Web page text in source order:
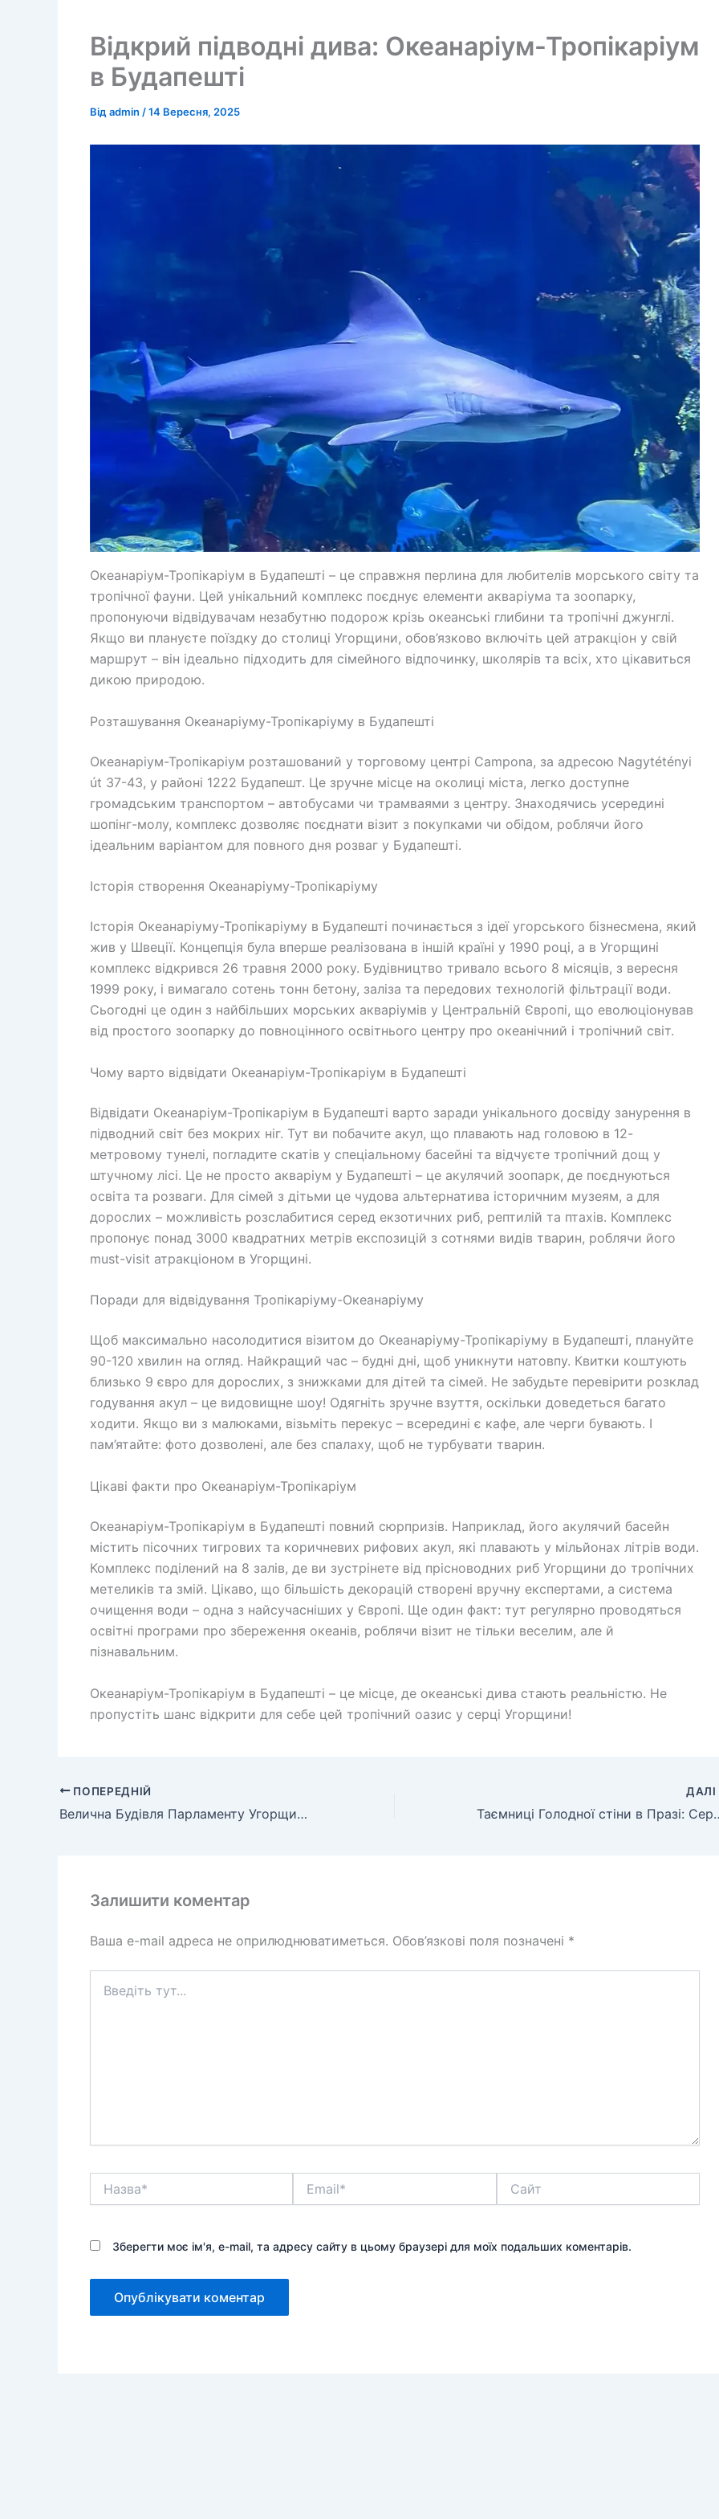
Відкрий підводні дива: Океанаріум-Тропікаріум
в Будапешті
Від admin /14 Вересня, 2025
Океанаріум-Тропікаріум в Будапешті – це справжня перлина для любителів морського світу та
тропічної фауни. Цей унікальний комплекс поєднує елементи акваріума та зоопарку,
пропонуючи відвідувачам незабутню подорож крізь океанські глибини та тропічні джунглі.
Якщо ви плануєте поїздку до столиці Угорщини, обов’язково включіть цей атракціон у свій
маршрут – він ідеально підходить для сімейного відпочинку, школярів та всіх, хто цікавиться
дикою природою.
Розташування Океанаріуму-Тропікаріуму в Будапешті
Океанаріум-Тропікаріум розташований у торговому центрі Campona, за адресою Nagytétényi
út 37-43, у районі 1222 Будапешт. Це зручне місце на околиці міста, легко доступне
громадським транспортом – автобусами чи трамваями з центру. Знаходячись усередині
шопінг-молу, комплекс дозволяє поєднати візит з покупками чи обідом, роблячи його
ідеальним варіантом для повного дня розваг у Будапешті.
Історія створення Океанаріуму-Тропікаріуму
Історія Океанаріуму-Тропікаріуму в Будапешті починається з ідеї угорського бізнесмена, який
жив у Швеції. Концепція була вперше реалізована в іншій країні у 1990 році, а в Угорщині
комплекс відкрився 26 травня 2000 року. Будівництво тривало всього 8 місяців, з вересня
1999 року, і вимагало сотень тонн бетону, заліза та передових технологій фільтрації води.
Сьогодні це один з найбільших морських акваріумів у Центральній Європі, що еволюціонував
від простого зоопарку до повноцінного освітнього центру про океанічний і тропічний світ.
Чому варто відвідати Океанаріум-Тропікаріум в Будапешті
Відвідати Океанаріум-Тропікаріум в Будапешті варто заради унікального досвіду занурення в
підводний світ без мокрих ніг. Тут ви побачите акул, що плавають над головою в 12-
метровому тунелі, погладите скатів у спеціальному басейні та відчуєте тропічний дощ у
штучному лісі. Це не просто акваріум у Будапешті – це акулячий зоопарк, де поєднуються
освіта та розваги. Для сімей з дітьми це чудова альтернатива історичним музеям, а для
дорослих – можливість розслабитися серед екзотичних риб, рептилій та птахів. Комплекс
пропонує понад 3000 квадратних метрів експозицій з сотнями видів тварин, роблячи його
must-visit атракціоном в Угорщині.
Поради для відвідування Тропікаріуму-Океанаріуму
Щоб максимально насолодитися візитом до Океанаріуму-Тропікаріуму в Будапешті, плануйте
90-120 хвилин на огляд. Найкращий час – будні дні, щоб уникнути натовпу. Квитки коштують
близько 9 євро для дорослих, з знижками для дітей та сімей. Не забудьте перевірити розклад
годування акул – це видовищне шоу! Одягніть зручне взуття, оскільки доведеться багато
ходити. Якщо ви з малюками, візьміть перекус – всередині є кафе, але черги бувають. І
пам’ятайте: фото дозволені, але без спалаху, щоб не турбувати тварин.
Цікаві факти про Океанаріум-Тропікаріум
Океанаріум-Тропікаріум в Будапешті повний сюрпризів. Наприклад, його акулячий басейн
містить пісочних тигрових та коричневих рифових акул, які плавають у мільйонах літрів води.
Комплекс поділений на 8 залів, де ви зустрінете від прісноводних риб Угорщини до тропічних
метеликів та змій. Цікаво, що більшість декорацій створені вручну експертами, а система
очищення води – одна з найсучасніших у Європі. Ще один факт: тут регулярно проводяться
освітні програми про збереження океанів, роблячи візит не тільки веселим, але й
пізнавальним.
Океанаріум-Тропікаріум в Будапешті – це місце, де океанські дива стають реальністю. Не
пропустіть шанс відкрити для себе цей тропічний оазис у серці Угорщини!
ПОПЕРЕДНІЙ
Велична Будівля Парламенту Угорщини: символ будапештської краси
ДАЛІ
Таємниці Голодної
Залишити коментар
Ваша e-mail адреса не оприлюднюватиметься. Обов’язкові поля позначені *
тут...
Зберегти моє ім'я, e-mail, та адресу сайту в цьому браузері для моїх подальших коментарів.